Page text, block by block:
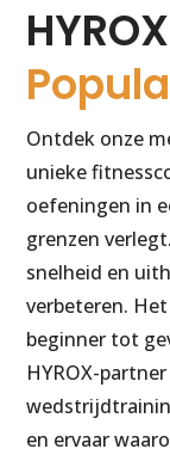
Ontdek onze
unieke
oefeningen in
grenzen
snelheid en
verbeteren.
beginner tot
HYROX-
en ervaar